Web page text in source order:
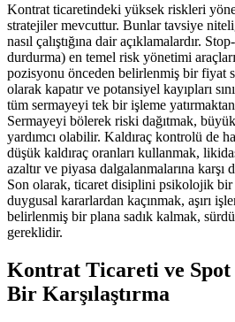
Kontrat ticaretindeki yüksek riskleri
stratejiler mevcuttur. Bunlar tavsiye
nasıl çalıştığına dair açıklamalardır.
durdurma) en temel risk yönetimi
pozisyonu önceden belirlenmiş bir fiyat
olarak kapatır ve potansiyel kayıpları
tüm sermayeyi tek bir işleme
Sermayeyi bölerek riski dağıtmak,
yardımcı olabilir. Kaldıraç kontrolü de
düşük kaldıraç oranları kullanmak,
azaltır ve piyasa dalgalanmalarına karşı
Son olarak, ticaret disiplini psikolojik bir
duygusal kararlardan kaçınmak, aşırı
belirlenmiş bir plana sadık kalmak,
gereklidir.
Kontrat Ticareti ve
Bir Karşılaştırma